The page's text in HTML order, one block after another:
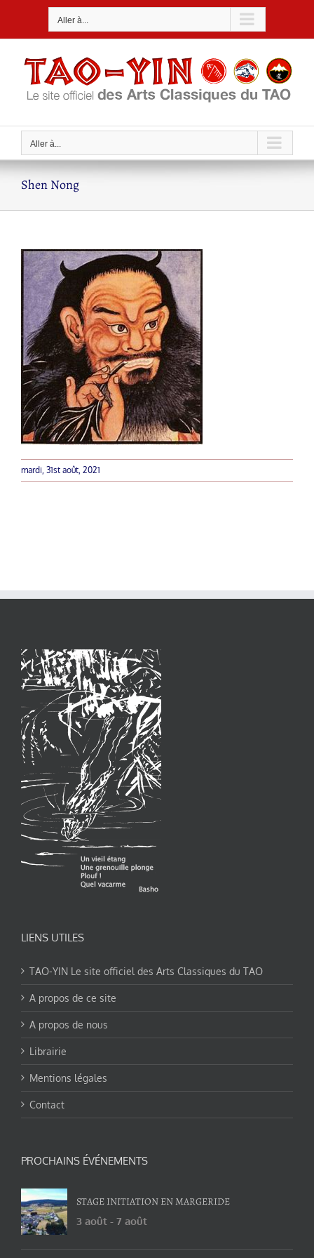
Aller à...
Aller à...
Shen Nong
mardi, 31st août, 2021
LIENS UTILES
TAO-YIN Le site officiel des Arts Classiques du TAO
A propos de ce site
A propos de nous
Librairie
Mentions légales
Contact
PROCHAINS ÉVÉNEMENTS
STAGE INITIATION EN MARGERIDE
3 août - 7 août